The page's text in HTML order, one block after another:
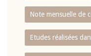
Note mensuelle de
Etudes réalisées